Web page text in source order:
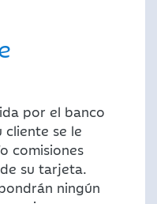
por el banco
se le
comisiones
su tarjeta.
ningún